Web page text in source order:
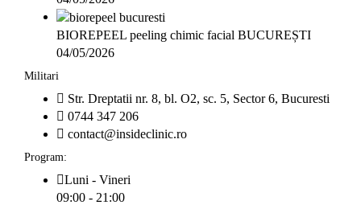
BIOREPEEL peeling chimic facial BUCUREȘTI
04/05/2026
Militari
Str. Dreptatii nr. 8, bl. O2, sc. 5, Sector 6, Bucuresti
0744 347 206
contact@insideclinic.ro
Program:
Luni - Vineri
09:00 - 21:00